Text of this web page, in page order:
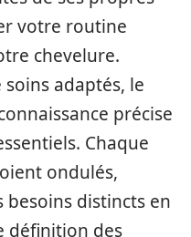
votre routine
chevelure.
soins adaptés, le
précise
Chaque
ondulés,
besoins distincts en
définition des